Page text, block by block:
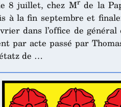
8 juillet, chez M de la
à la fin septembre et
dans l’office de
par acte passé par
de …